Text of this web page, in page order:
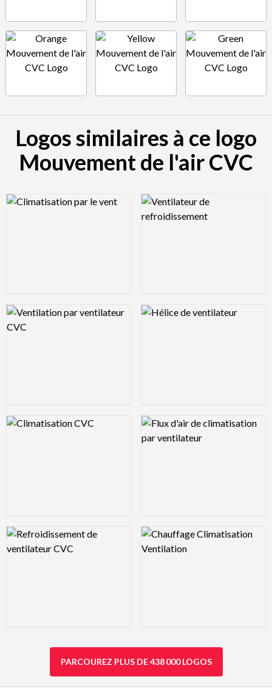
Logos similaires à ce logo
Mouvement de l'air CVC
Logo Preview Image Logo Preview Image
Logo Preview Image Logo Preview Image
Logo Preview Image Logo Preview Image
Logo Preview Image Logo Preview Image
PARCOUREZ PLUS DE 438 000 LOGOS